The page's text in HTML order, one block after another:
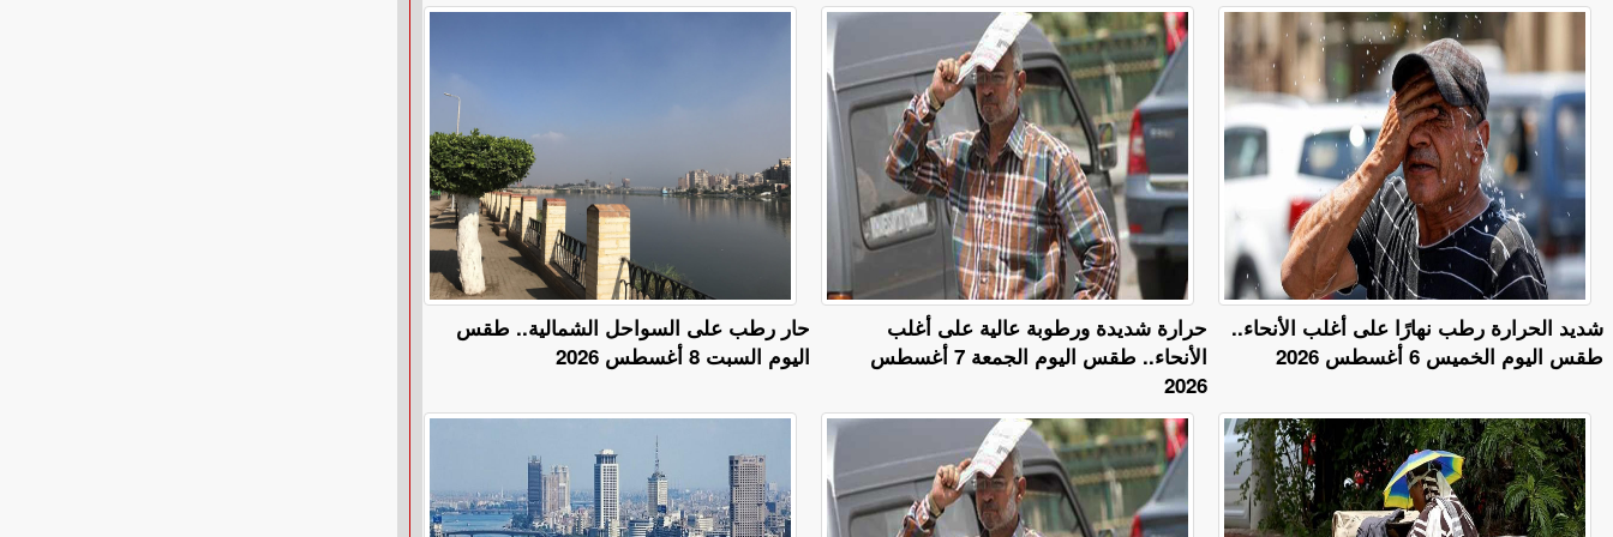
حار رطب على السواحل الشمالية.. طقس
اليوم السبت 8 أغسطس 2026
حرارة شديدة ورطوبة عالية على أغلب
الأنحاء.. طقس اليوم الجمعة 7 أغسطس
2026
​شديد الحرارة رطب نهارًا على أغلب الأنحاء..
طقس اليوم الخميس 6 أغسطس 2026